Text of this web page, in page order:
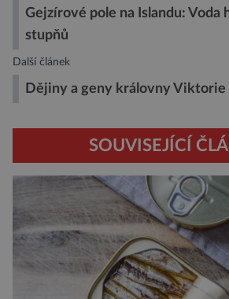
Gejzírové pole na Islandu: Voda
stupňů
Další článek
Dějiny a geny královny Viktorie
SOUVISEJÍCÍ